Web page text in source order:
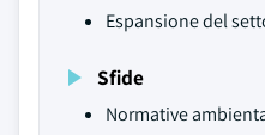
Espansione del
Sfide
Normative